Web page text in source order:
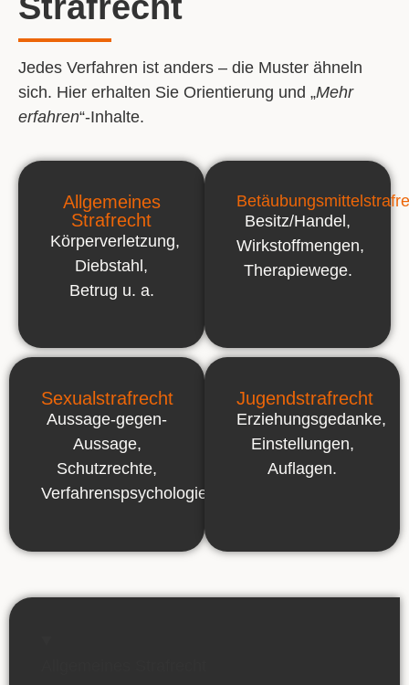
Jedes Verfahren ist anders – die Muster ähneln
sich. Hier erhalten Sie Orientierung und „Mehr
erfahren“-Inhalte.
Allgemeines
Strafrecht
Körperverletzung,
Diebstahl,
Betrug u. a.
Besitz/Handel,
Wirkstoffmengen,
Therapiewege.
Sexualstrafrecht
Aussage-gegen-
Aussage,
Schutzrechte,
Verfahrenspsychologie.
Jugendstrafrecht
Erziehungsgedanke,
Einstellungen,
Auflagen.